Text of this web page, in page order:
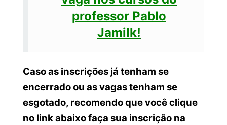
professor Pablo
Jamilk!
Caso as inscrições já tenham se
encerrado ou as vagas tenham se
esgotado, recomendo que você clique
no link abaixo faça sua inscrição na